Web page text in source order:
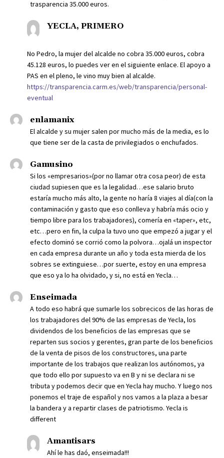
trasparencia 35.000 euros.
YECLA, PRIMERO
No Pedro, la mujer del alcalde no cobra 35.000 euros, cobra
45.128 euros, lo puedes ver en el siguiente enlace. El apoyo a
PAS en el pleno, le vino muy bien al alcalde.
https://transparencia.carm.es/web/transparencia/personal-
eventual
enlamanix
El alcalde y su mujer salen por mucho más de la media, es lo
que tiene ser de la casta de privilegiados o enchufados.
Gamusino
Si los «empresarios»(por no llamar otra cosa peor) de esta
ciudad supiesen que es la legalidad…ese salario bruto
estaría mucho más alto, la gente no haría 8 viajes al día(con la
contaminación y gasto que eso conlleva y habría más ocio y
tiempo libre para los trabajadores), comería en «taper», etc,
etc…pero en fin, la culpa la tuvo uno que empezó a jugar y el
efecto dominó se corrió como la polvora…ojalá un inspector
en cada empresa durante un año y toda esta mierda de los
sobres se extinguiese…por suerte, estoy en una empresa
que eso ya lo ha olvidado, y si, no está en Yecla…
Enseimada
A todo eso habrá que sumarle los sobrecicos de las horas de
los trabajadores del 90% de las empresas de Yecla, los
dividendos de los beneficios de las empresas que se
reparten sus socios y gerentes, gran parte de los beneficios
de la venta de pisos de los constructores, una parte
importante de los trabajos que realizan los autónomos, ya
que todo ello por supuesto va en B y ni se declara ni se
tributa y podemos decir que en Yecla hay mucho. Y luego nos
ponemos el traje de español y nos vamos a la plaza a besar
la bandera y a repartir clases de patriotismo. Yecla is
different
Amantisars
Ahí le has daó, enseimada!!!